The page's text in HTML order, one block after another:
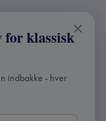
for klassisk
indbakke - hver